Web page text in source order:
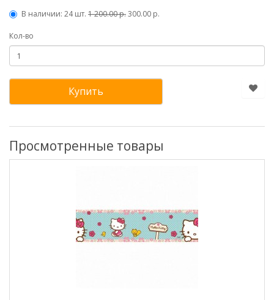
В наличии: 24 шт. 1 200.00 р.300.00 р.
Кол-во
Купить
Просмотренные товары